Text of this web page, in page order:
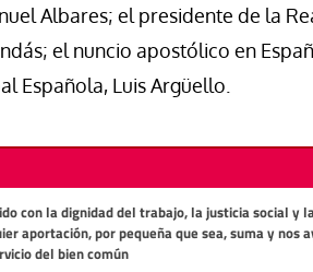
Albares; el presidente de la
el nuncio apostólico en
Española, Luis Argüello.
con la dignidad del trabajo, la justicia social y
aportación, por pequeña que sea, suma y nos
del bien común